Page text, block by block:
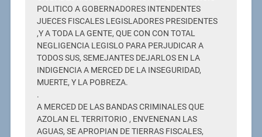
POLITICO A GOBERNADORES INTENDENTES
JUECES FISCALES LEGISLADORES PRESIDENTES
,Y A TODA LA GENTE, QUE CON CON TOTAL
NEGLIGENCIA LEGISLO PARA PERJUDICAR A
TODOS SUS, SEMEJANTES DEJARLOS EN LA
INDIGENCIA A MERCED DE LA INSEGURIDAD,
MUERTE, Y LA POBREZA.
.
A MERCED DE LAS BANDAS CRIMINALES QUE
AZOLAN EL TERRITORIO , ENVENENAN LAS
AGUAS, SE APROPIAN DE TIERRAS FISCALES,